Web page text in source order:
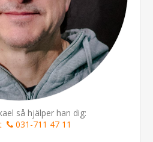
så hjälper han dig:
031-711 47 11